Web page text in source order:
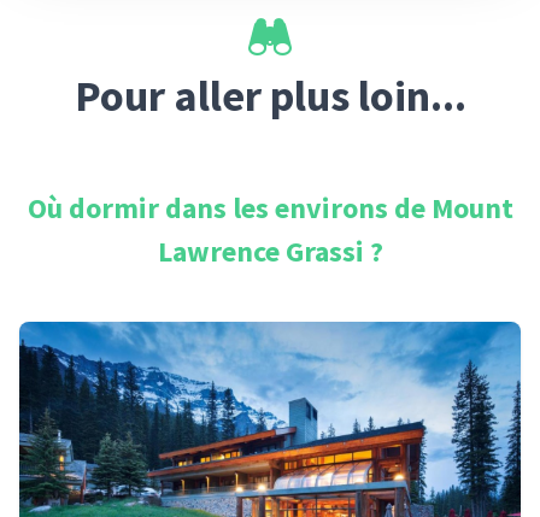
Pour aller plus loin...
Où dormir dans les environs de Mount
Lawrence Grassi ?